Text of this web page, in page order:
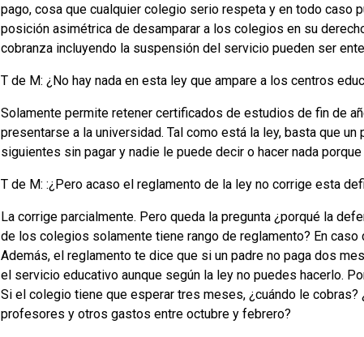
pago, cosa que cualquier colegio serio respeta y en todo caso
posición asimétrica de desamparar a los colegios en su
cobranza incluyendo la suspensión del servicio pueden ser
T de M: ¿No hay nada en esta ley que ampare a los centros
Solamente permite retener certificados de estudios de fin de
presentarse a la universidad. Tal como está la ley, basta que
siguientes sin pagar y nadie le puede decir o hacer nada
T de M: :¿Pero acaso el reglamento de la ley no corrige esta
La corrige parcialmente. Pero queda la pregunta ¿porqué la
de los colegios solamente tiene rango de reglamento? En caso
Además, el reglamento te dice que si un padre no paga dos
el servicio educativo aunque según la ley no puedes hacerlo.
Si el colegio tiene que esperar tres meses, ¿cuándo le
profesores y otros gastos entre octubre y febrero?